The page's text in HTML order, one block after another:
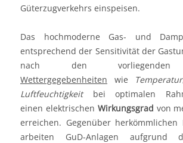
Güterzugverkehrs einspeisen.
Das hochmoderne Gas- und
entsprechend der Sensitivität der
nach den vorliegenden
Wettergegebenheiten wie Temperatur
Luftfeuchtigkeitbei optimalen
einen elektrischen Wirkungsgrad von
erreichen. Gegenüber herkömmlichen
arbeiten GuD-Anlagen aufgrund